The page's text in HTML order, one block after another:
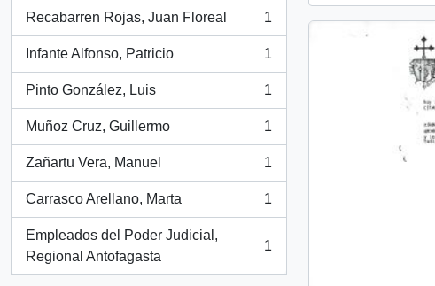
Recabarren Rojas, Juan Floreal
, 1 resultados
1
Infante Alfonso, Patricio
, 1 resultados
1
Pinto González, Luis
, 1 resultados
1
Muñoz Cruz, Guillermo
, 1 resultados
1
Zañartu Vera, Manuel
, 1 resultados
1
Carrasco Arellano, Marta
, 1 resultados
1
Empleados del Poder Judicial,
Regional Antofagasta
, 1 resultados
1